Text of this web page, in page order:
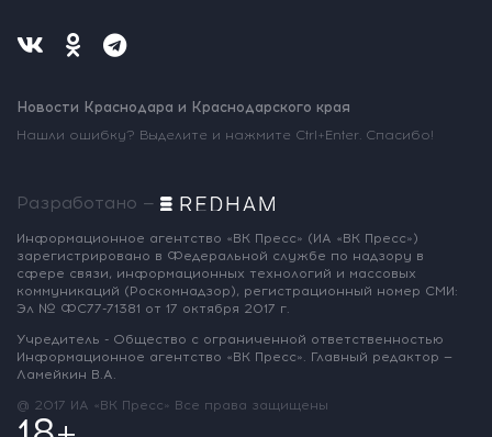
Новости Краснодара и Краснодарского края
Нашли ошибку? Выделите и нажмите Ctrl+Enter. Спасибо!
Разработано —
Информационное агентство «ВК Пресс» (ИА «ВК Пресс»)
зарегистрировано в Федеральной службе по надзору в
сфере связи, информационных технологий и массовых
коммуникаций (Роскомнадзор), регистрационный номер СМИ:
Эл № ФС77-71381 от 17 октября 2017 г.
Учредитель - Общество с ограниченной ответственностью
Информационное агентство «ВК Пресс».
Главный редактор —
Ламейкин В.А.
@ 2017 ИА «ВК Пресс» Все права защищены